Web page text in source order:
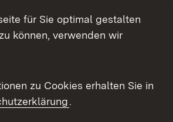
für Sie optimal gestalten
können, verwenden wir
zu Cookies erhalten Sie in
.